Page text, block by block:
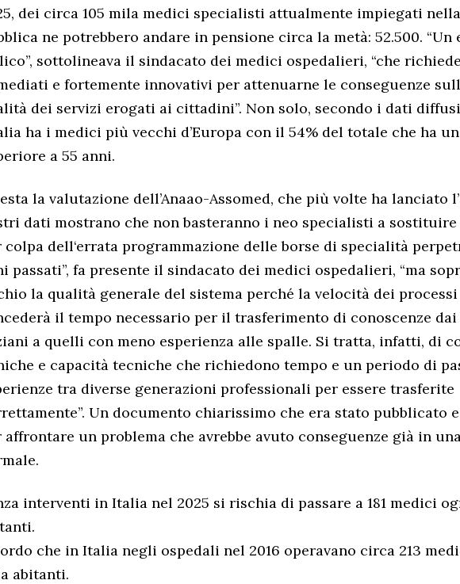
dei circa 105 mila medici specialisti attualmente impiegati
ne potrebbero andare in pensione circa la metà: 52.500. “Un
sottolineava il sindacato dei medici ospedalieri, “che
e fortemente innovativi per attenuarne le conseguenze
dei servizi erogati ai cittadini”. Non solo, secondo i dati
ha i medici più vecchi d’Europa con il 54% del totale che ha
a 55 anni.
la valutazione dell’Anaao-Assomed, che più volte ha lanciato
dati mostrano che non basteranno i neo specialisti a
colpa dell‘errata programmazione delle borse di specialità
passati”, fa presente il sindacato dei medici ospedalieri, “ma
la qualità generale del sistema perché la velocità dei
il tempo necessario per il trasferimento di conoscenze
a quelli con meno esperienza alle spalle. Si tratta, infatti, di
e capacità tecniche che richiedono tempo e un periodo di
tra diverse generazioni professionali per essere trasferite
Un documento chiarissimo che era stato pubblicato
affrontare un problema che avrebbe avuto conseguenze già in
interventi in Italia nel 2025 si rischia di passare a 181 medici
che in Italia negli ospedali nel 2016 operavano circa 213
abitanti.